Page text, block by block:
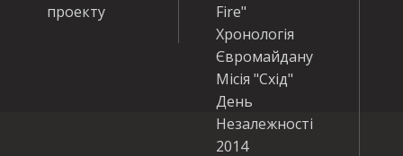
проекту
Fire"
Хронологія
Євромайдану
Місія "Схід"
День
Незалежності
2014